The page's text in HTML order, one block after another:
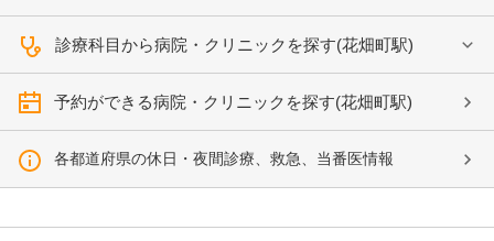
診療科目から病院・クリニックを探す(花畑町駅)
予約ができる病院・クリニックを探す(花畑町駅)
各都道府県の休日・夜間診療、救急、当番医情報